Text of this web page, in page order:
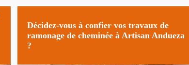
Décidez-vous à confier vos travaux de
ramonage de cheminée à Artisan Andueza
?